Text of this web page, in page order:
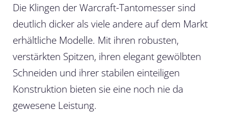
Die Klingen der Warcraft-Tantomesser sind
deutlich dicker als viele andere auf dem Markt
erhältliche Modelle. Mit ihren robusten,
verstärkten Spitzen, ihren elegant gewölbten
Schneiden und ihrer stabilen einteiligen
Konstruktion bieten sie eine noch nie da
gewesene Leistung.